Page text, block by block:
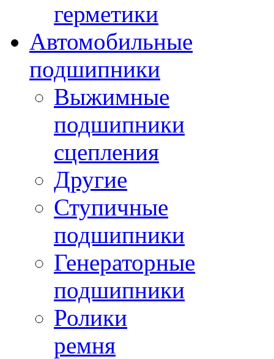
герметики
Автомобильные
подшипники
Выжимные
подшипники
сцепления
Другие
Ступичные
подшипники
Генераторные
подшипники
Ролики
ремня